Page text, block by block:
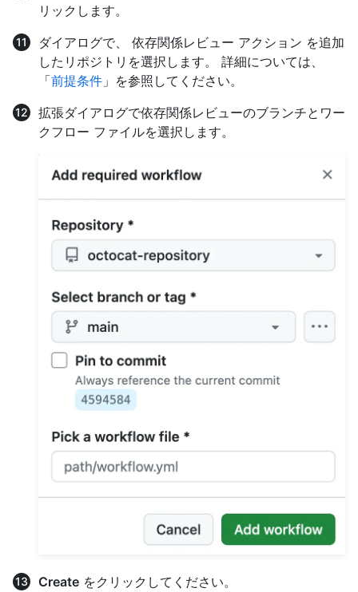
リックします。
ダイアログで、 依存関係レビュー アクション を追加
したリポジトリを選択します。 詳細については、
「前提条件 」を参照してください。
拡張ダイアログで依存関係レビューのブランチとワー
クフロー ファイルを選択します。
Create をクリックしてください。